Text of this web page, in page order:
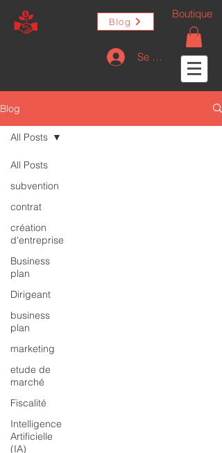
Blog
Se connecter
Boutique
Blog
All Posts
subvention
contrat
création
d'entreprise
Business
plan
Dirigeant
business
plan
marketing
etude de
marché
Fiscalité
Intelligence
Artificielle
(IA)
All Posts